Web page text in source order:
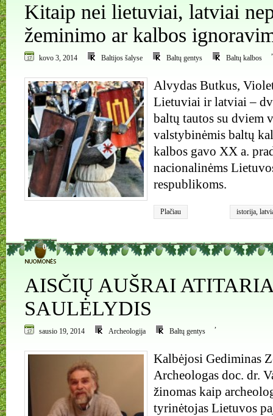
Kitaip nei lietuviai, latviai
žeminimo ar kalbos
kovo 3, 2014 Baltijos šalyse Baltų gentys Baltų kalbos
Alvydas Butkus,
Lietuviai ir latviai –
baltų tautos su dviem
valstybinėmis baltų
kalbos gavo XX a.
nacionalinėms
respublikoms.
Plačiau istorija,
0
AISČIŲ AUŠRAI
SAULĖLYDIS
sausio 19, 2014 Archeologija
,
Baltų gentys
Kalbėjosi Gediminas
Archeologas doc. dr.
žinomas kaip
tyrinėtojas Lietuvos